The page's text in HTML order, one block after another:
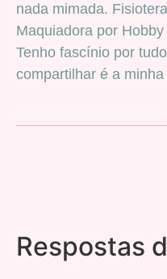
nada mimada.
Maquiadora por
Tenho fascínio por
compartilhar é a
Respostas